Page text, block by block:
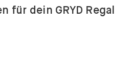
für dein GRYD Regal